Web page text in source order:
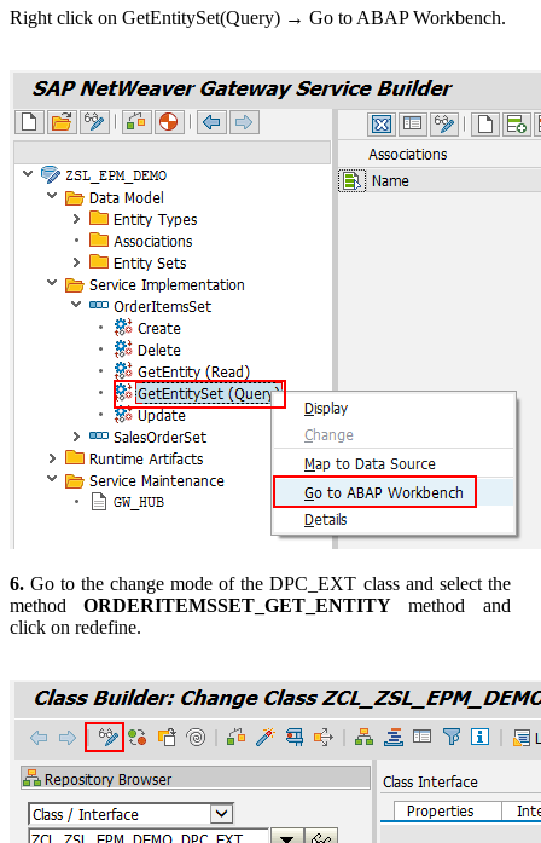
Right click on GetEntitySet(Query) → Go to ABAP Workbench.
6. Go to the change mode of the DPC_EXT class and select the
methodORDERITEMSSET_GET_ENTITY method and
click on redefine.